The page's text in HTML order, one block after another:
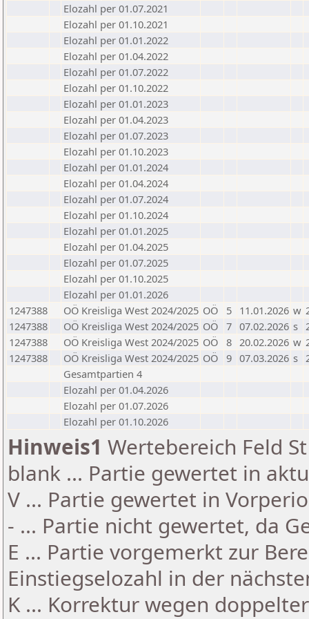
Elozahl per 01.07.2021
Elozahl per 01.10.2021
Elozahl per 01.01.2022
Elozahl per 01.04.2022
Elozahl per 01.07.2022
Elozahl per 01.10.2022
Elozahl per 01.01.2023
Elozahl per 01.04.2023
Elozahl per 01.07.2023
Elozahl per 01.10.2023
Elozahl per 01.01.2024
Elozahl per 01.04.2024
Elozahl per 01.07.2024
Elozahl per 01.10.2024
Elozahl per 01.01.2025
Elozahl per 01.04.2025
Elozahl per 01.07.2025
Elozahl per 01.10.2025
Elozahl per 01.01.2026
1247388
OÖ Kreisliga West 2024/2025 OÖ 5 11.01.2026 w
1247388
OÖ Kreisliga West 2024/2025 OÖ 7 07.02.2026 s
1247388
OÖ Kreisliga West 2024/2025 OÖ 8 20.02.2026 w
1247388
OÖ Kreisliga West 2024/2025 OÖ 9 07.03.2026 s
Gesamtpartien 4
Elozahl per 01.04.2026
Elozahl per 01.07.2026
Elozahl per 01.10.2026
Hinweis1 Wertebereich Feld
blank ... Partie gewertet in
V ... Partie gewertet in
- ... Partie nicht gewertet, da
E ... Partie vorgemerkt zur
Einstiegselozahl in der
K ... Korrektur wegen